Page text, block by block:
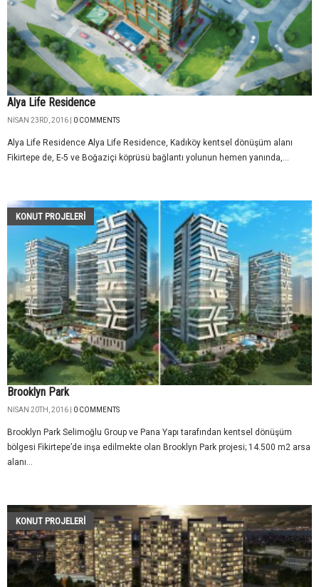
Alya Life Residence
NISAN 23RD, 2016 | 0 COMMENTS
Alya Life Residence Alya Life Residence, Kadıköy kentsel dönüşüm alanı
Fikirtepe de, E-5 ve Boğaziçi köprüsü bağlantı yolunun hemen yanında,...
KONUT PROJELERI
Brooklyn Park
NISAN 20TH, 2016 | 0 COMMENTS
Brooklyn Park Selimoğlu Group ve Pana Yapı tarafından kentsel dönüşüm
bölgesi Fikirtepe’de inşa edilmekte olan Brooklyn Park projesi; 14.500 m2 arsa
alanı...
KONUT PROJELERI